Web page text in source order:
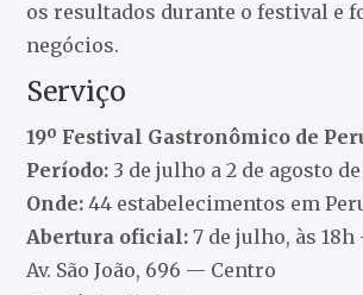
os resultados durante o festival e
negócios.
Serviço
19º Festival Gastronômico de
Período:3 de julho a 2 de agosto
Onde:44 estabelecimentos em
Abertura oficial:7 de julho, às 18h
Av. São João, 696 — Centro